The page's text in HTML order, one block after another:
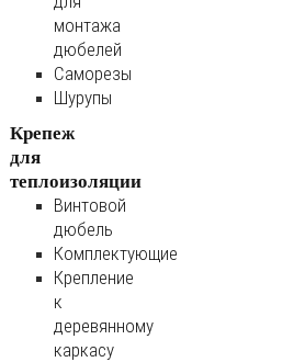
монтажа
дюбелей
Саморезы
Шурупы
Крепеж
для
теплоизоляции
Винтовой
дюбель
Комплектующие
Крепление
к
деревянному
каркасу